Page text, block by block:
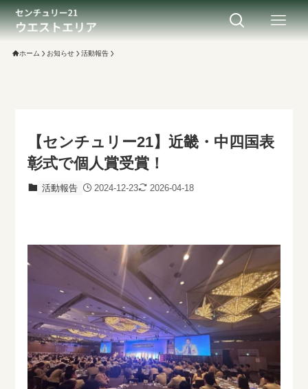
ホーム お知らせ 活動報告
【センチュリー21】近畿・中四国表
彰式で個人賞受賞！
活動報告 2024-12-23 2026-04-18